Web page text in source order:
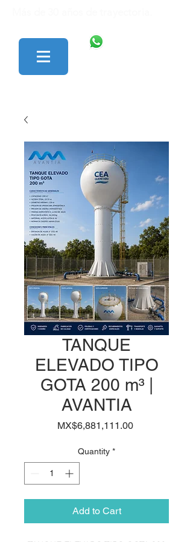
TANQUE
ELEVADO TIPO
GOTA 200 m³ |
AVANTIA
MX$6,881,111.00Price
Quantity *
Add to Cart